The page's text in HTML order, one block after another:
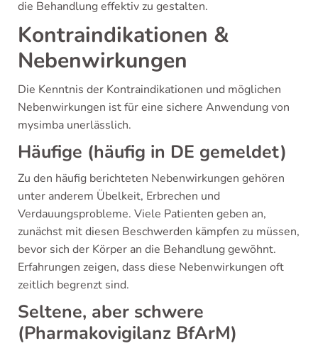
die Behandlung effektiv zu gestalten.
Kontraindikationen &
Nebenwirkungen
Die Kenntnis der Kontraindikationen und möglichen
Nebenwirkungen ist für eine sichere Anwendung von
mysimba unerlässlich.
Häufige (häufig in DE gemeldet)
Zu den häufig berichteten Nebenwirkungen gehören
unter anderem Übelkeit, Erbrechen und
Verdauungsprobleme. Viele Patienten geben an,
zunächst mit diesen Beschwerden kämpfen zu müssen,
bevor sich der Körper an die Behandlung gewöhnt.
Erfahrungen zeigen, dass diese Nebenwirkungen oft
zeitlich begrenzt sind.
Seltene, aber schwere
(Pharmakovigilanz BfArM)